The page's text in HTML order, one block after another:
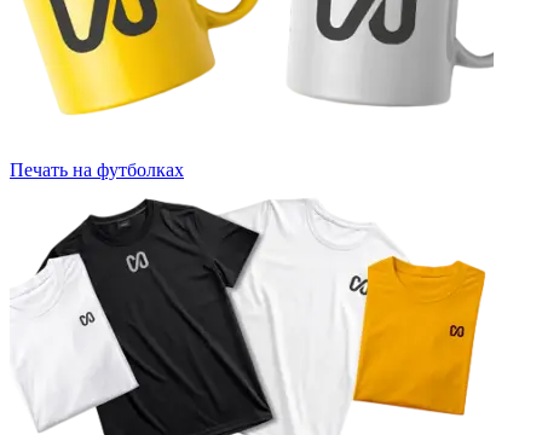
Печать на футболках